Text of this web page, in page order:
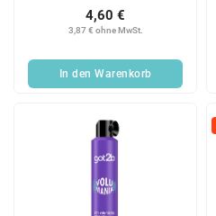
3,87 € ohne MwSt.
4,60 €
In den Warenkorb